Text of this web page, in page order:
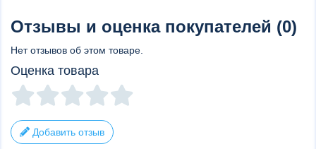
Отзывы и оценка покупателей (0)
Нет отзывов об этом товаре.
Оценка товара
Добавить отзыв